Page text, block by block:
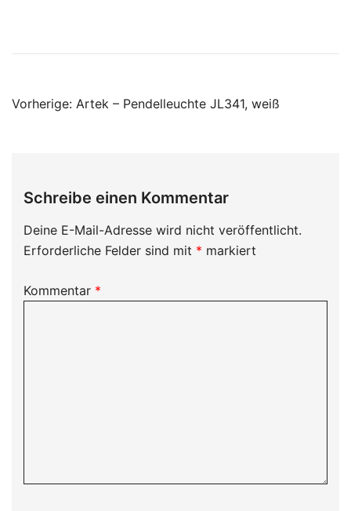
Beitragsnavigation
Vorherige: Artek – Pendelleuchte JL341, weiß
Schreibe einen Kommentar
Deine E-Mail-Adresse wird nicht veröffentlicht.
Erforderliche Felder sind mit * markiert
Kommentar *